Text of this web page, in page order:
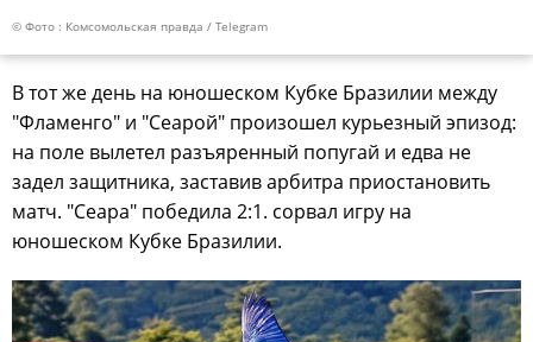
© Фото : Комсомольская правда / Telegram
В тот же день на юношеском Кубке Бразилии между
"Фламенго" и "Сеарой" произошел курьезный эпизод:
на поле вылетел разъяренный попугай и едва не
задел защитника, заставив арбитра приостановить
матч. "Сеара" победила 2:1. сорвал игру на
юношеском Кубке Бразилии.